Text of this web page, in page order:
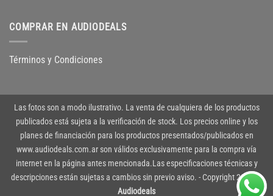
COMPRAR EN AUDIODEALS
Términos y Condiciones
Las fotos son a modo ilustrativo. La venta de cualquiera de los productos
publicados está sujeta a la verificación de stock. Los precios online y los
planes de financiación para los productos presentados/publicados en
www.audiodeals.com.ar son válidos exclusivamente para la compra vía
internet en la página antes mencionada.Las especificaciones técnicas y
descripciones están sujetas a cambios sin previo aviso. - Copyright 2026 ©
Audiodeals